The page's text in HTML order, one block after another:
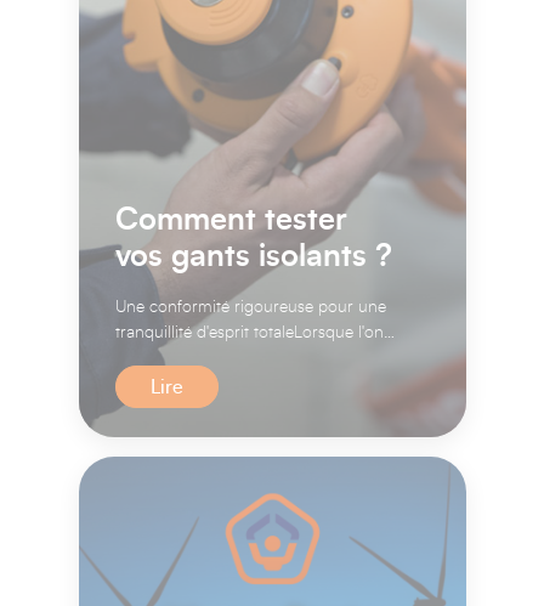
Comment tester
vos gants isolants ?
Une conformité rigoureuse pour une
tranquillité d'esprit totaleLorsque l'on
évoque la sécurité électri...
Lire